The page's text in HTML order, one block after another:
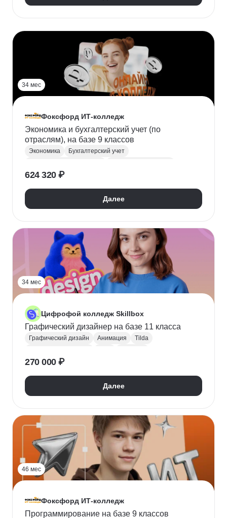
34 мес
Фоксфорд ИТ-колледж
Экономика и бухгалтерский учет (по
отраслям), на базе 9 классов
Экономика
Бухгалтерский учет
СПО
Колледж
624 320 ₽
Далее
34 мес
Цифрофой колледж Skillbox
Графический дизайнер на базе 11 класса
Графический дизайн Анимация
Tilda
270 000 ₽
Далее
46 мес
Фоксфорд ИТ-колледж
Программирование на базе 9 классов